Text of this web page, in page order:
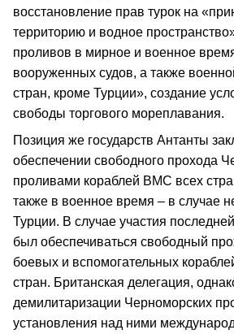
восстановление прав турок на
территорию и водное
проливов в мирное и военное
вооруженных судов, а также
стран, кроме Турции», создание
свободы торгового мореплавания.
Позиция же государств Антанты
обеспечении свободного прохода
проливами кораблей ВМС всех
также в военное время – в случае
Турции. В случае участия
был обеспечиваться свободный
боевых и вспомогательных
стран. Британская делегация,
демилитаризации Черноморских
установления над ними